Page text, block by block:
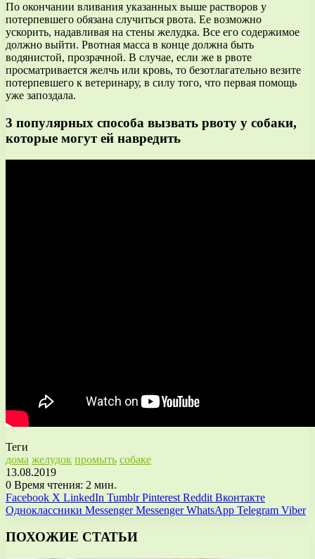
По окончании вливания указанных выше растворов у
потерпевшего обязана случиться рвота. Ее возможно
ускорить, надавливая на стены желудка. Все его содержимое
должно выйти. Рвотная масса в конце должна быть
водянистой, прозрачной. В случае, если же в рвоте
просматривается желчь или кровь, то безотлагательно везите
потерпевшего к ветеринару, в силу того, что первая помощь
уже запоздала.
3 популярных способа вызвать рвоту у собаки,
которые могут ей навредить
Теги
дома желудок промыть собаке
13.08.2019
0 Время чтения: 2 мин.
Facebook X LinkedIn Tumblr Pinterest Reddit Вконтакте
Одноклассники Messenger Messenger WhatsApp Telegram Viber
ПОХОЖИЕ СТАТЬИ